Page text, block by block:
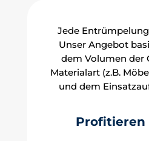
Jede
Unser Angebot
dem Volumen der
Materialart (z.B.
und dem
Profitieren